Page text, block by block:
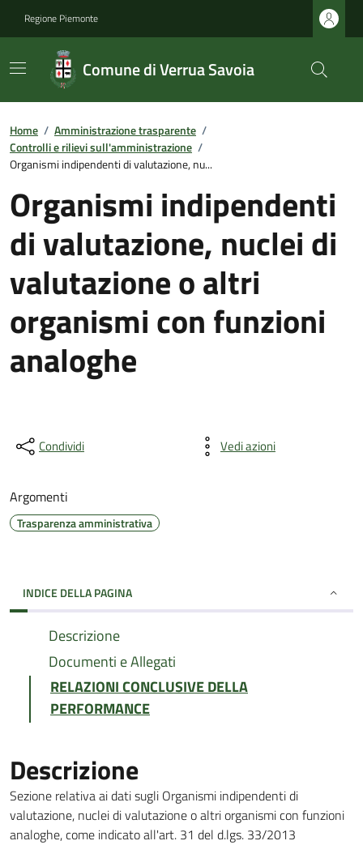
Regione Piemonte
Comune di Verrua Savoia
Home / Amministrazione trasparente /
Controlli e rilievi sull'amministrazione /
Organismi indipendenti di valutazione, nu...
Organismi indipendenti
di valutazione, nuclei di
valutazione o altri
organismi con funzioni
analoghe
Condividi Vedi azioni
Argomenti
Trasparenza amministrativa
INDICE DELLA PAGINA
Descrizione
Documenti e Allegati
RELAZIONI CONCLUSIVE DELLA
PERFORMANCE
Descrizione
Sezione relativa ai dati sugli Organismi indipendenti di
valutazione, nuclei di valutazione o altri organismi con funzioni
analoghe, come indicato all'art. 31 del d.lgs. 33/2013